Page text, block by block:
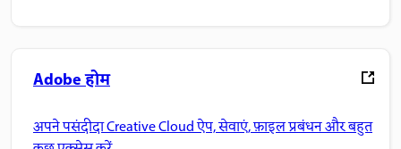
Adobe होम
अपने पसंदीदा Creative Cloud ऐप, सेवाएं, फ़ाइल प्रबंधन और बहुत